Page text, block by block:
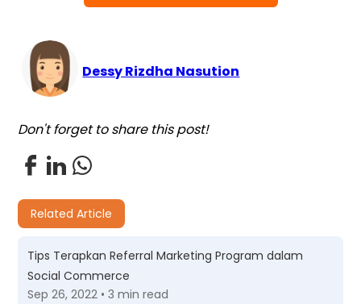
Dessy Rizdha Nasution
Don't forget to share this post!
Related Article
Tips Terapkan Referral Marketing Program dalam
Social Commerce
Sep 26, 2022 • 3 min read